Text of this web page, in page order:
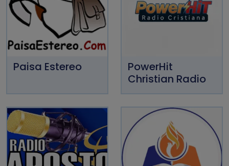
Paisa Estereo
PowerHit
Christian Radio